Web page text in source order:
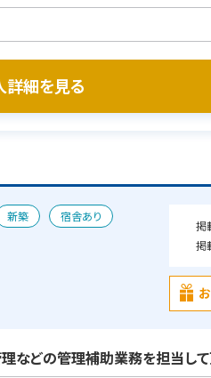
詳細を見る
新築 宿舎あり
掲
掲
どの管理補助業務を担当して